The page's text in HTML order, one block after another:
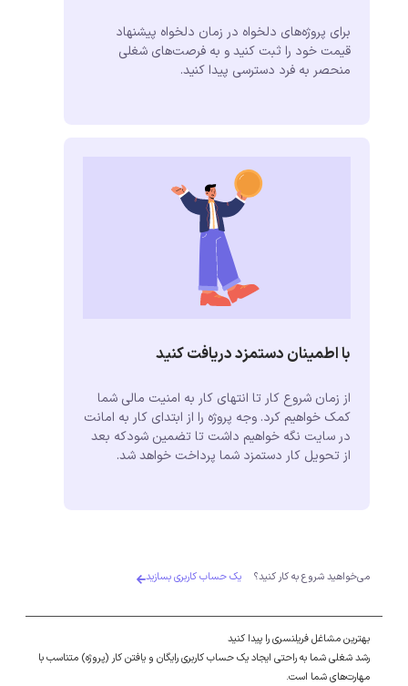
برای پروژه‌های دلخواه در زمان دلخواه پیشنهاد
قیمت خود را ثبت کنید و به فرصت‌های شغلی
منحصر به فرد دسترسی پیدا کنید.
با اطمینان دستمزد دریافت کنید
از زمان شروع کار تا انتهای کار به امنیت مالی شما
کمک خواهیم کرد. وجه پروژه را از ابتدای کار به امانت
در سایت نگه خواهیم داشت تا تضمین شودکه بعد
از تحویل کار دستمزد شما پرداخت خواهد شد.
می‌خواهید شروع به کار کنید؟ یک حساب کاربری بسازید
بهترین مشاغل فریلنسری را پیدا کنید
رشد شغلی شما به راحتی ایجاد یک حساب کاربری رایگان و یافتن کار (پروژه) متناسب با
مهارت‌های شما است.